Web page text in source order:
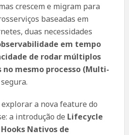
crescem e migram para
baseadas em
duas necessidades
em tempo
de rodar múltiplos
no mesmo processo (Multi-
a nova feature do
a introdução de Lifecycle
Hooks Nativos de